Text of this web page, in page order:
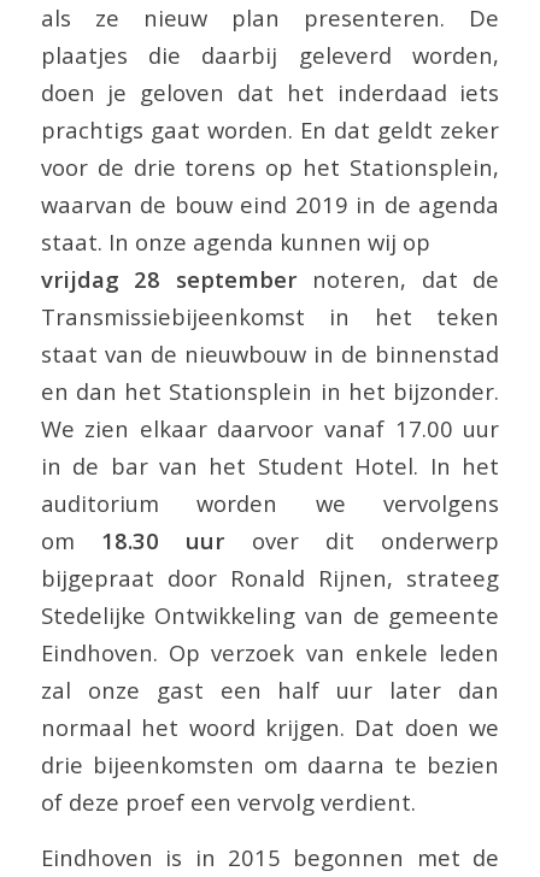
als ze nieuw plan presenteren. De
plaatjes die daarbij geleverd worden,
doen je geloven dat het inderdaad iets
prachtigs gaat worden. En dat geldt zeker
voor de drie torens op het Stationsplein,
waarvan de bouw eind 2019 in de agenda
staat. In onze agenda kunnen wij op
vrijdag 28 september noteren, dat de
Transmissiebijeenkomst in het teken
staat van de nieuwbouw in de binnenstad
en dan het Stationsplein in het bijzonder.
We zien elkaar daarvoor vanaf 17.00 uur
in de bar van het Student Hotel. In het
auditorium worden we vervolgens
om 18.30 uur over dit onderwerp
bijgepraat door Ronald Rijnen, strateeg
Stedelijke Ontwikkeling van de gemeente
Eindhoven. Op verzoek van enkele leden
zal onze gast een half uur later dan
normaal het woord krijgen. Dat doen we
drie bijeenkomsten om daarna te bezien
of deze proef een vervolg verdient.
Eindhoven is in 2015 begonnen met de